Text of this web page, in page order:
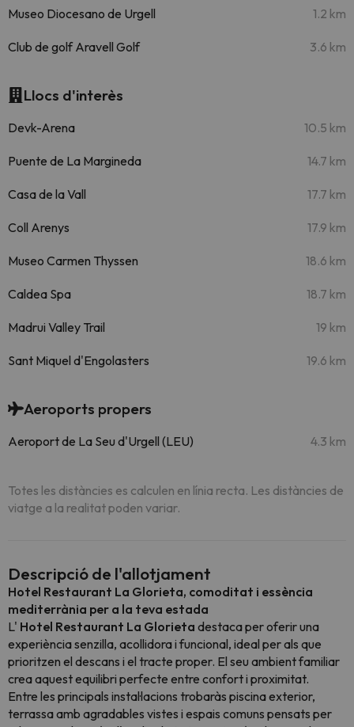
Museo Diocesano de Urgell 1.2 km
Club de golf Aravell Golf 3.6 km
Llocs d'interès
Devk-Arena 10.5 km
Puente de La Margineda 14.7 km
Casa de la Vall 17.7 km
Coll Arenys 17.9 km
Museo Carmen Thyssen 18.6 km
Caldea Spa 18.7 km
Madrui Valley Trail 19 km
Sant Miquel d'Engolasters 19.6 km
Aeroports propers
Aeroport de La Seu d'Urgell (LEU) 4.3 km
Totes les distàncies es calculen en línia recta. Les distàncies de
viatge a la realitat poden variar.
Descripció de l'allotjament
Hotel Restaurant La Glorieta, comoditat i essència
mediterrània per a la teva estada
L' Hotel Restaurant La Glorieta destaca per oferir una
experiència senzilla, acollidora i funcional, ideal per als que
prioritzen el descans i el tracte proper. El seu ambient familiar
crea aquest equilibri perfecte entre confort i proximitat.
Entre les principals instal·lacions trobaràs piscina exterior,
terrassa amb agradables vistes i espais comuns pensats per